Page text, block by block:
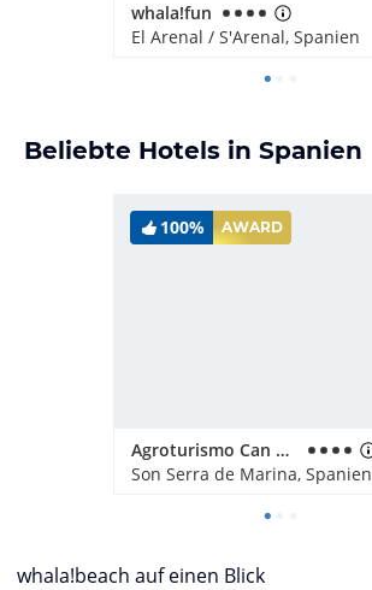
whala!fun
El Arenal / S'Arenal, Spanien
Beliebte Hotels in Spanien
100% AWARD
Agroturismo Can Pere Rei
Son Serra de Marina, Spanien
whala!beach auf einen Blick